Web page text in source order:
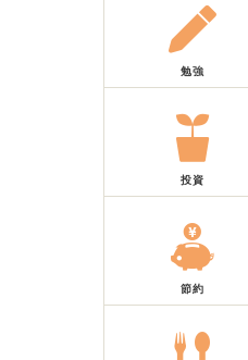
勉強
投資
節約